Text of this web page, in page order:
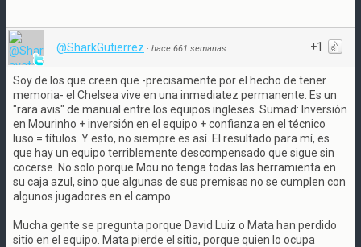
+1
@SharkGutierrez · hace 661 semanas
Soy de los que creen que -precisamente por el hecho de tener
memoria- el Chelsea vive en una inmediatez permanente. Es un
"rara avis" de manual entre los equipos ingleses. Sumad: Inversión
en Mourinho + inversión en el equipo + confianza en el técnico
luso = títulos. Y esto, no siempre es así. El resultado para mí, es
que hay un equipo terriblemente descompensado que sigue sin
cocerse. No solo porque Mou no tenga todas las herramienta en
su caja azul, sino que algunas de sus premisas no se cumplen con
algunos jugadores en el campo.
Mucha gente se pregunta porque David Luiz o Mata han perdido
sitio en el equipo. Mata pierde el sitio, porque quien lo ocupa